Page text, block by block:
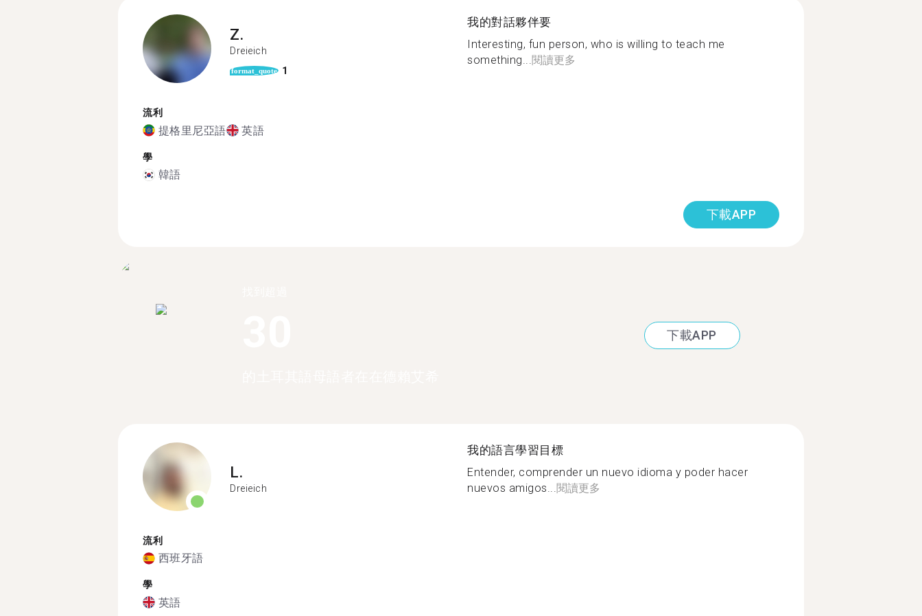
Z.
Dreieich
format_quote 1
流利
提格里尼亞語 英語
學
韓語
我的對話夥伴要
Interesting, fun person, who is willing to teach me
something...閱讀更多
下載APP
下載APP
L.
Dreieich
流利
西班牙語
學
英語
我的語言學習目標
Entender, comprender un nuevo idioma y poder hacer
nuevos amigos... 閱讀更多